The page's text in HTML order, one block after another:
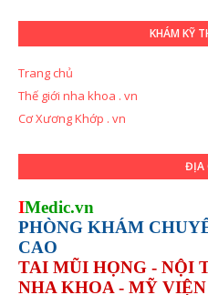
KHÁM KỸ
Trang chủ
Thế giới nha khoa . vn
Cơ Xương Khớp . vn
ĐỊA
IMedic.vn
PHÒNG KHÁM
CAO
TAI MŨI HỌNG - NỘI
NHA KHOA - MỸ